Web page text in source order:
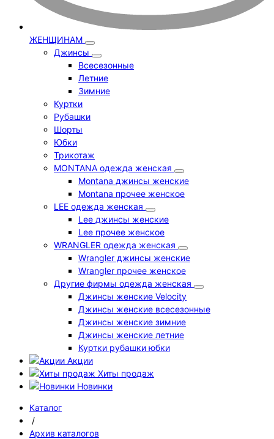
ЖЕНЩИНАМ
Джинсы
Всесезонные
Летние
Зимние
Куртки
Рубашки
Шорты
Юбки
Трикотаж
MONTANA одежда женская
Montana джинсы женские
Montana прочее женское
LEE одежда женская
Lee джинсы женские
Lee прочее женское
WRANGLER одежда женская
Wrangler джинсы женские
Wrangler прочее женское
Другие фирмы одежда женская
Джинсы женские Velocity
Джинсы женские всесезонные
Джинсы женские зимние
Джинсы женские летние
Куртки рубашки юбки
Акции
Хиты продаж
Новинки
Каталог
/
Архив каталогов